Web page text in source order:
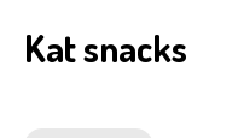
Kat snacks